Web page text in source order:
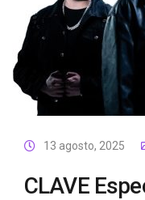
13 agosto, 2025
CLAVE